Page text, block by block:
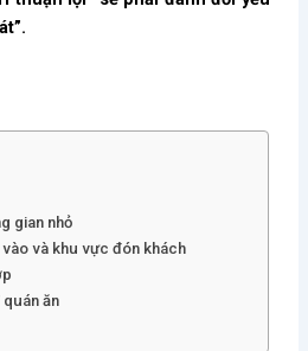
gian nhỏ
và khu vực đón khách
quán ăn